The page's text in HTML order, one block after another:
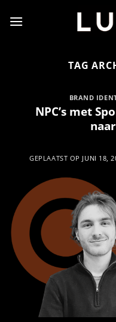
naar
TAG
BRAND
NPC’s met
GEPLAATST OP JUNI 18,